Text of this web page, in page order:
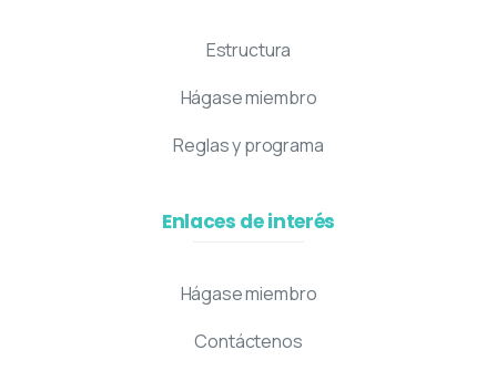
Estructura
Hágase miembro
Reglas y programa
Enlaces de interés
Hágase miembro
Contáctenos